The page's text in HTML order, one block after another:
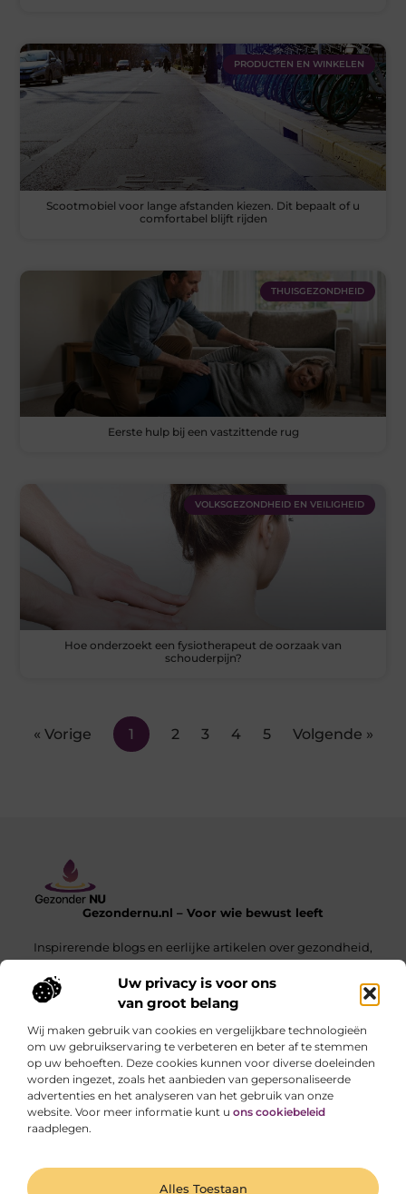
Uw privacy is voor ons
van groot belang
Wij maken gebruik van cookies en vergelijkbare technologieën
om uw gebruikservaring te verbeteren en beter af te stemmen
op uw behoeften. Deze cookies kunnen voor diverse doeleinden
worden ingezet, zoals het aanbieden van gepersonaliseerde
advertenties en het analyseren van het gebruik van onze
website. Voor meer informatie kunt u ons cookiebeleid
raadplegen.
Alles Toestaan Ga Naar
PRODUCTEN EN WINKELEN
Scootmobiel voor lange afstanden kiezen. Dit bepaalt of u
comfortabel blijft rijden
THUISGEZONDHEID
Eerste hulp bij een vastzittende rug
VOLKSGEZONDHEID EN VEILIGHEID
Hoe onderzoekt een fysiotherapeut de oorzaak van
schouderpijn?
« Vorige 1 2 3 4 5 Volgende »
Gezondernu.nl – Voor wie bewust leeft
Inspirerende blogs en eerlijke artikelen over gezondheid,
balans en het dagelijks leven.
Onze informatie
Bericht categorie